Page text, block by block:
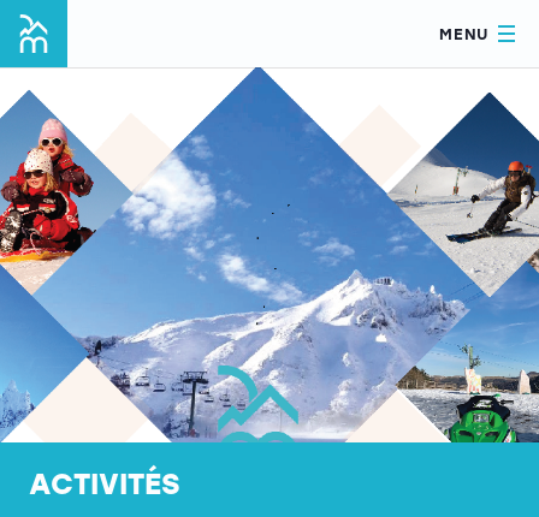
MENU
ACTIVITÉS